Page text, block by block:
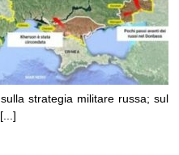
strategia militare russa; sul